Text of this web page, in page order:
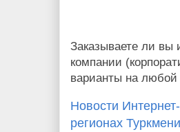
Заказываете ли вы
компании
варианты на любой
Новости
регионах